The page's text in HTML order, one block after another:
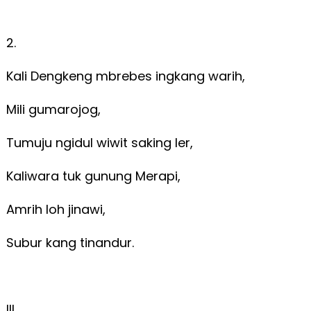
2.
Kali Dengkeng mbrebes ingkang warih,
Mili gumarojog,
Tumuju ngidul wiwit saking ler,
Kaliwara tuk gunung Merapi,
Amrih loh jinawi,
Subur kang tinandur.